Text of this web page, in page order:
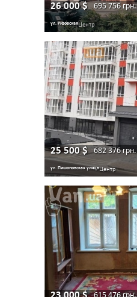
26 000$ 695 756грн.
ул. РизовскаяЦентр
25 500$ 682 376грн.
ул. Пишоновская улицаЦентр